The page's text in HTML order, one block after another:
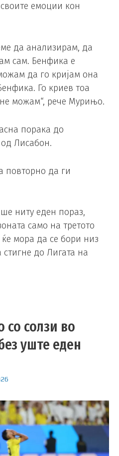
емоции кон
да анализирам, да
сам. Бенфика е
да го кријам она
Го криев тоа
можам“, рече Мурињо.
порака до
Лисабон.
повторно да ги
ниту еден пораз,
само на третото
мора да се бори низ
до Лигата на
со солзи во
уште еден